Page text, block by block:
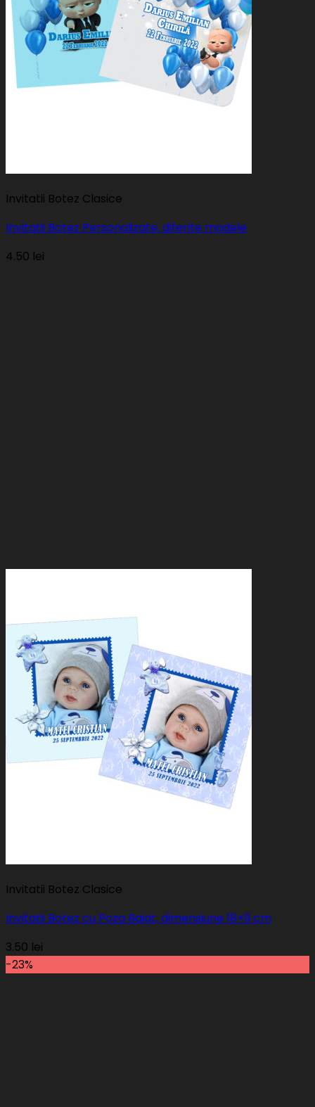
Invitatii Botez Clasice
Invitatii Botez Personalizate, diferite modele
4.50 lei
Invitatii Botez Clasice
Invitatii Botez cu Poza Baiat, dimensiune 18×9 cm
3.50 lei
-23%